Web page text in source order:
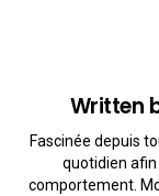
Written
Fascinée depuis
quotidien
comportement.